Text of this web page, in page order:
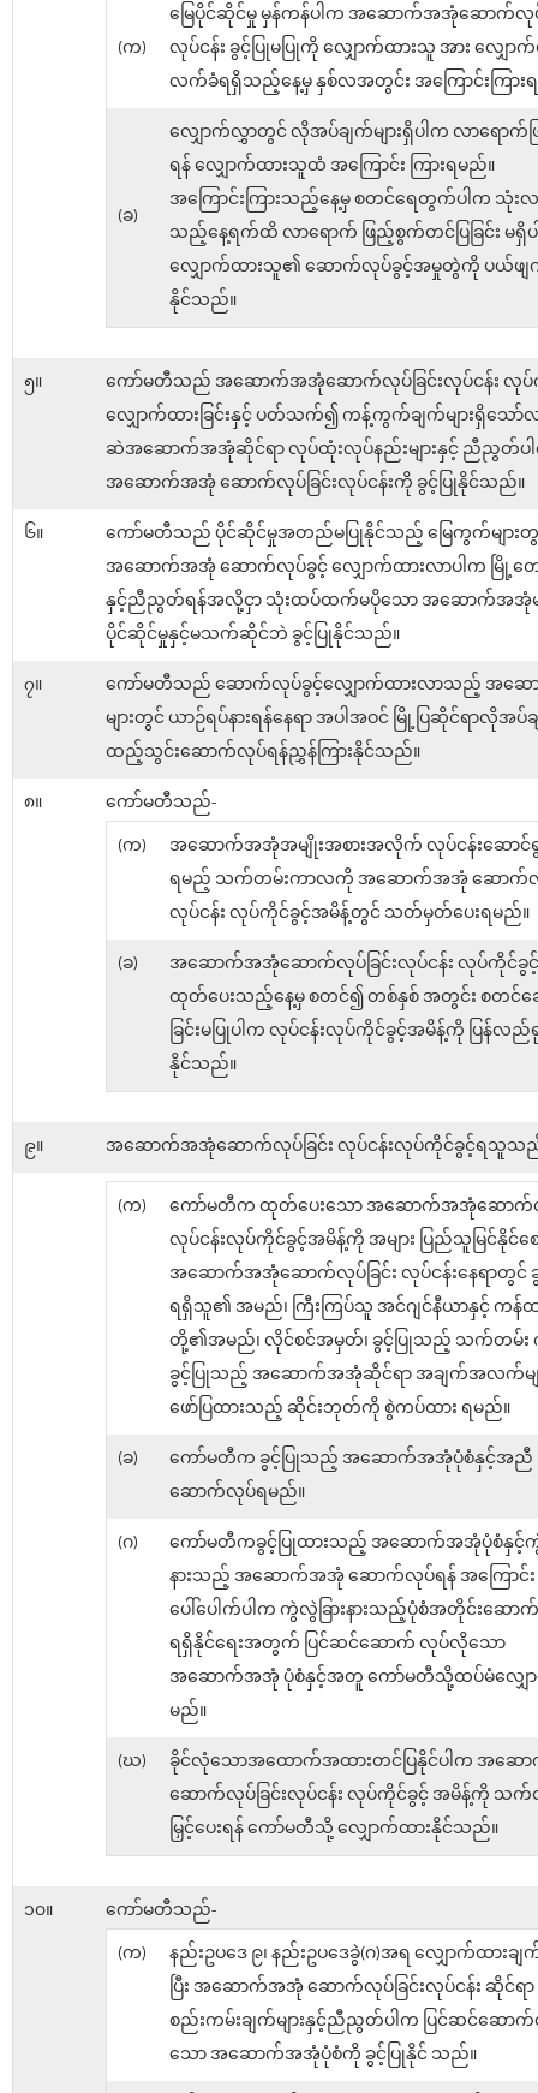
(က)
မြေပိုင်ဆိုင်မှု မှန်ကန်ပါက အဆောက်အအုံဆောက်လုပ်
လုပ်ငန်း ခွင့်ပြုမပြုကို လျှောက်ထားသူ အား လျှော
လက်ခံရရှိသည့်နေ့မှ နှစ်လအတွင်း အကြောင်းကြား
(ခ)
လျှောက်လွှာတွင် လိုအပ်ချက်များရှိပါက လာရောက်
ရန် လျှောက်ထားသူထံ အကြောင်း ကြားရမည်။
အကြောင်းကြားသည့်နေ့မှ စတင်ရေတွက်ပါက သုံး
သည့်နေ့ရက်ထိ လာရောက် ဖြည့်စွက်တင်ပြခြင်း မရှိ
လျှောက်ထားသူ၏ ဆောက်လုပ်ခွင့်အမှုတွဲကို ပယ်ဖျ
နိုင်သည်။
၅။
ကော်မတီသည် အဆောက်အအုံဆောက်လုပ်ခြင်းလုပ်ငန်း လုပ်
လျှောက်ထားခြင်းနှင့် ပတ်သက်၍ ကန့်ကွက်ချက်များရှိသေ
ဆဲအဆောက်အအုံဆိုင်ရာ လုပ်ထုံးလုပ်နည်းများနှင့် ညီညွတ်ပ
အဆောက်အအုံ ဆောက်လုပ်ခြင်းလုပ်ငန်းကို ခွင့်ပြုနိုင်သည်။
၆။
ကော်မတီသည် ပိုင်ဆိုင်မှုအတည်မပြုနိုင်သည့် မြေကွက်များ
အဆောက်အအုံ ဆောက်လုပ်ခွင့် လျှောက်ထားလာပါက မြို့တေ
နှင့်ညီညွတ်ရန်အလို့ငှာ သုံးထပ်ထက်မပိုသော အဆောက်အအုံမျ
ပိုင်ဆိုင်မှုနှင့်မသက်ဆိုင်ဘဲ ခွင့်ပြုနိုင်သည်။
၇။
ကော်မတီသည် ဆောက်လုပ်ခွင့်လျှောက်ထားလာသည့် အဆ
များတွင် ယာဉ်ရပ်နားရန်နေရာ အပါအဝင် မြို့ပြဆိုင်ရာလိုအပ်
ထည့်သွင်းဆောက်လုပ်ရန်ညွှန်ကြားနိုင်သည်။
၈။ ကော်မတီသည်-
(က)
အဆောက်အအုံအမျိုးအစားအလိုက် လုပ်ငန်းဆောင်ရွ
ရမည့် သက်တမ်းကာလကို အဆောက်အအုံ ဆောက်လုပ်
လုပ်ငန်း လုပ်ကိုင်ခွင့်အမိန့်တွင် သတ်မှတ်ပေးရမည်။
(ခ)
အဆောက်အအုံဆောက်လုပ်ခြင်းလုပ်ငန်း လုပ်ကိုင်ခွ
ထုတ်ပေးသည့်နေ့မှ စတင်၍ တစ်နှစ် အတွင်း စတင်
ခြင်းမပြုပါက လုပ်ငန်းလုပ်ကိုင်ခွင့်အမိန့်ကို ပြန်လည်
နိုင်သည်။
၉။ အဆောက်အအုံဆောက်လုပ်ခြင်း လုပ်ငန်းလုပ်ကိုင်ခွင့်ရသူသ
(က)
ကော်မတီက ထုတ်ပေးသော အဆောက်အအုံဆောက်လု
လုပ်ငန်းလုပ်ကိုင်ခွင့်အမိန့်ကို အများ ပြည်သူမြင်နိုင်စ
အဆောက်အအုံဆောက်လုပ်ခြင်း လုပ်ငန်းနေရာတွင် ခွ
ရရှိသူ၏ အမည်၊ ကြီးကြပ်သူ အင်ဂျင်နီယာနှင့် က
တို့၏အမည်၊ လိုင်စင်အမှတ်၊ ခွင့်ပြုသည့် သက်တမ်း
ခွင့်ပြုသည့် အဆောက်အအုံဆိုင်ရာ အချက်အလက်မျ
ဖော်ပြထားသည့် ဆိုင်းဘုတ်ကို စွဲကပ်ထား ရမည်။
(ခ)
ကော်မတီက ခွင့်ပြုသည့် အဆောက်အအုံပုံစံနှင့်အညီ
ဆောက်လုပ်ရမည်။
(ဂ)
ကော်မတီကခွင့်ပြုထားသည့် အဆောက်အအုံပုံစံနှင့်ကွဲ
နားသည့် အဆောက်အအုံ ဆောက်လုပ်ရန် အကြောင်း
ပေါ်ပေါက်ပါက ကွဲလွဲခြားနားသည့်ပုံစံအတိုင်းဆော
ရရှိနိုင်ရေးအတွက် ပြင်ဆင်ဆောက် လုပ်လို​သော
အဆောက်အအုံ ပုံစံနှင့်အတူ ကော်မတီသို့ထပ်မံလျှော
မည်။
(ဃ)
ခိုင်လုံသောအထောက်အထားတင်ပြနိုင်ပါက အဆေ
ဆောက်လုပ်ခြင်းလုပ်ငန်း လုပ်ကိုင်ခွင့် အမိန့်ကို သက်
မြှင့်ပေးရန် ကော်မတီသို့ လျှောက်ထားနိုင်သည်။
၁၀။ ကော်မတီသည်-
(က)
နည်းဥပဒေ ၉၊ နည်းဥပဒေခွဲ(ဂ)အရ လျှောက်ထားခ
ပြီး အဆောက်အအုံ ဆောက်လုပ်ခြင်းလုပ်ငန်း ဆိုင်ရာ
စည်းကမ်းချက်များနှင့်ညီညွတ်ပါက ပြင်ဆင်ဆော
သော အဆောက်အအုံပုံစံကို ခွင့်ပြုနိုင် သည်။